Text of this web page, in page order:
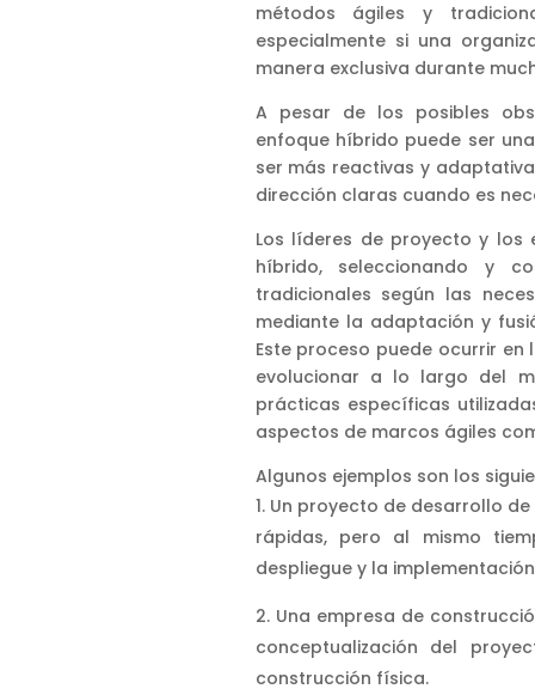
métodos ágiles y
especialmente si una
manera exclusiva durante
A pesar de los posibles
enfoque híbrido puede ser
ser más reactivas y
dirección claras cuando es
Los líderes de proyecto y los
híbrido, seleccionando y
tradicionales según las
mediante la adaptación y
Este proceso puede ocurrir
evolucionar a lo largo del
prácticas específicas
aspectos de marcos ágiles
Algunos ejemplos son los
Un proyecto de desarrollo
rápidas, pero al mismo
despliegue y la
Una empresa de
conceptualización del
construcción física.